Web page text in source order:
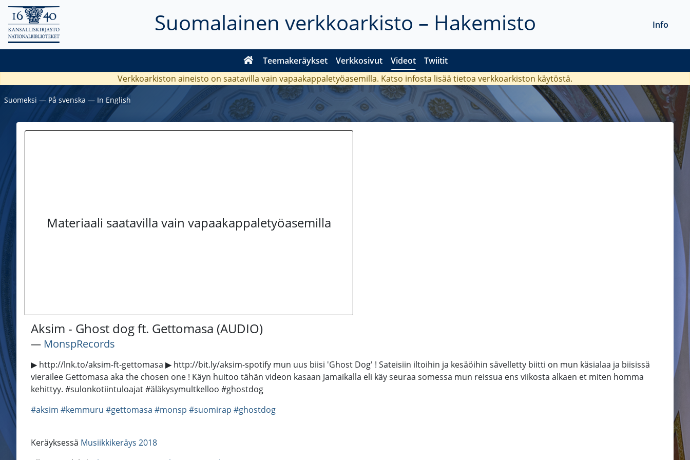
Suomalainen verkkoarkisto – Hakemisto
Teemakeräykset Verkkosivut Videot Twiitit
Info
Verkkoarkiston aineisto on saatavilla vain vapaakappaletyöasemilla. Katso infosta lisää tietoa verkkoarkiston käytöstä.
Suomeksi ― På svenska ― In English
Materiaali saatavilla vain vapaakappaletyöasemilla
Aksim - Ghost dog ft. Gettomasa (AUDIO)
― MonspRecords
▶ http://lnk.to/aksim-ft-gettomasa ▶ http://bit.ly/aksim-spotify mun uus biisi 'Ghost Dog' ! Sateisiin iltoihin ja kesäöihin sävelletty biitti on mun käsialaa ja biisissä
vierailee Gettomasa aka the chosen one ! Käyn huitoo tähän videon kasaan Jamaikalla eli käy seuraa somessa mun reissua ens viikosta alkaen et miten homma
kehittyy. ‪#‎sulonkotiintuloajat‬ ‪#‎äläkysymultkelloo‬ ‪#‎ghostdog‬
#aksim #kemmuru #gettomasa #monsp #suomirap #ghostdog
Keräyksessä Musiikkikeräys 2018